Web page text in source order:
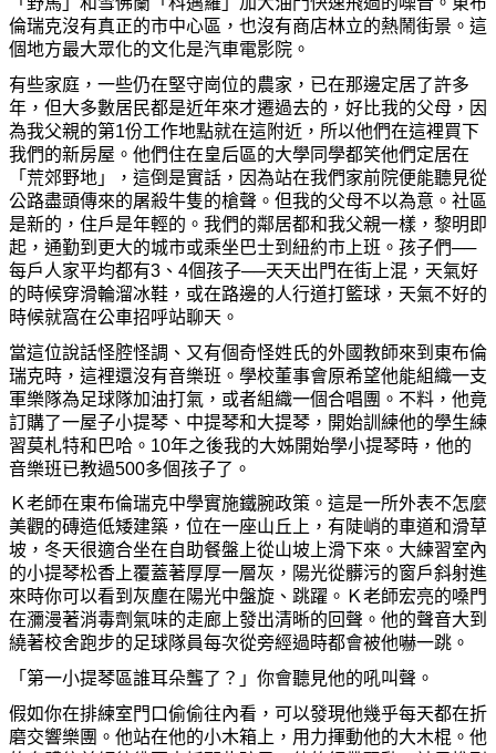
倫瑞克沒有真正的市中心區，也沒有商店林立的熱鬧街景。這
個地方最大眾化的文化是汽車電影院。
有些家庭，一些仍在堅守崗位的農家，已在那邊定居了許多
年，但大多數居民都是近年來才遷過去的，好比我的父母，因
為我父親的第1份工作地點就在這附近，所以他們在這裡買下
我們的新房屋。他們住在皇后區的大學同學都笑他們定居在
「荒郊野地」，這倒是實話，因為站在我們家前院便能聽見從
公路盡頭傳來的屠殺牛隻的槍聲。但我的父母不以為意。社區
是新的，住戶是年輕的。我們的鄰居都和我父親一樣，黎明即
起，通勤到更大的城市或乘坐巴士到紐約市上班。孩子們──
每戶人家平均都有3、4個孩子──天天出門在街上混，天氣好
的時候穿滑輪溜冰鞋，或在路邊的人行道打籃球，天氣不好的
時候就窩在公車招呼站聊天。
當這位說話怪腔怪調、又有個奇怪姓氏的外國教師來到東布倫
瑞克時，這裡還沒有音樂班。學校董事會原希望他能組織一支
軍樂隊為足球隊加油打氣，或者組織一個合唱團。不料，他竟
訂購了一屋子小提琴、中提琴和大提琴，開始訓練他的學生練
習莫札特和巴哈。10年之後我的大姊開始學小提琴時，他的
音樂班已教過500多個孩子了。
Ｋ老師在東布倫瑞克中學實施鐵腕政策。這是一所外表不怎麼
美觀的磚造低矮建築，位在一座山丘上，有陡峭的車道和滑草
坡，冬天很適合坐在自助餐盤上從山坡上滑下來。大練習室內
的小提琴松香上覆蓋著厚厚一層灰，陽光從髒污的窗戶斜射進
來時你可以看到灰塵在陽光中盤旋、跳躍。Ｋ老師宏亮的嗓門
在瀰漫著消毒劑氣味的走廊上發出清晰的回聲。他的聲音大到
繞著校舍跑步的足球隊員每次從旁經過時都會被他嚇一跳。
「第一小提琴區誰耳朵聾了？」 你會聽見他的吼叫聲。
假如你在排練室門口偷偷往內看，可以發現他幾乎每天都在折
磨交響樂團。他站在他的小木箱上，用力揮動他的大木棍。他